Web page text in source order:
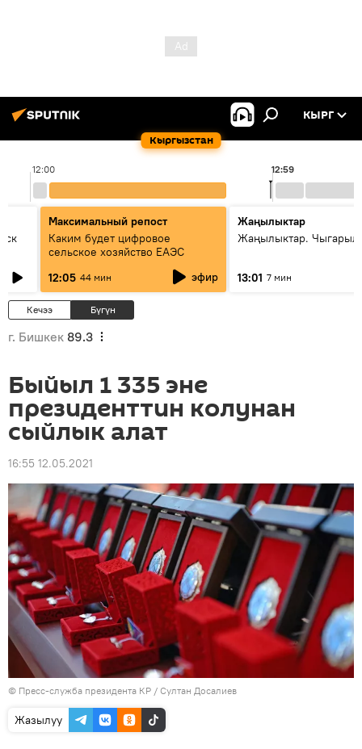
Кыргызстан
КЫРГ
12:00 12:59
Максимальный репост
Каким будет цифровое
сельское хозяйство ЕАЭС
12:05 44 мин эфир
Жаңылыктар
Жаңылыктар.
13:01 7 мин
Кечээ Бүгүн
г. Бишкек 89.3
Быйыл 1 335 эне
президенттин колунан
сыйлык алат
16:55 12.05.2021
© Пресс-служба президента КР / Султан Досалиев
Жазылуу